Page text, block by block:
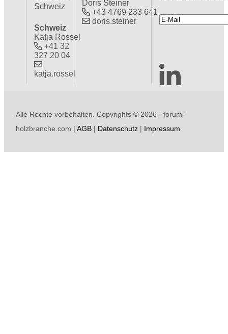
Schweiz
Schweiz
Katja Rossel
+41 32
327 20 04
katja.rossel
Doris Steiner
+43 4769 233 641
doris.steiner
Alle Rechte vorbehalten. Copyrights © 2026 - forum-
holzbranche.com |AGB | Datenschutz | Impressum